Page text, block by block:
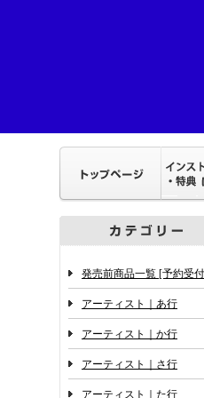
発売前商品一覧 [予約受
アーティスト｜あ行
アーティスト｜か行
アーティスト｜さ行
アーティスト｜た行